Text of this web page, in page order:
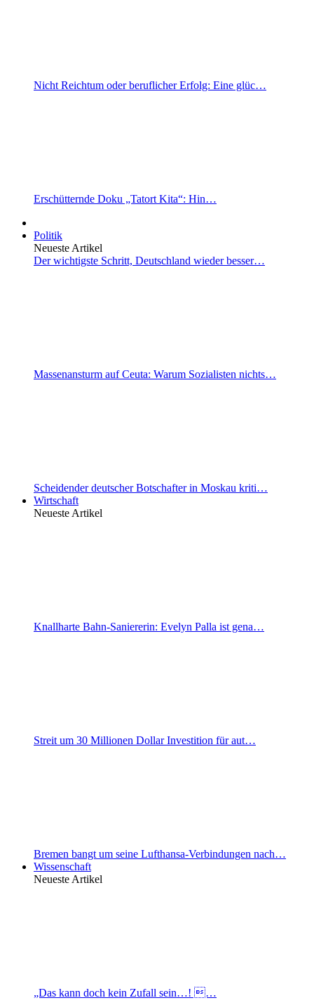
Nicht Reichtum oder beruflicher Erfolg: Eine glüc…
Erschütternde Doku „Tatort Kita“: Hin…
Politik
Neueste Artikel
Der wichtigste Schritt, Deutschland wieder besser…
Massenansturm auf Ceuta: Warum Sozialisten nichts…
Scheidender deutscher Botschafter in Moskau kriti…
Wirtschaft
Neueste Artikel
Knallharte Bahn-Saniererin: Evelyn Palla ist gena…
Streit um 30 Millionen Dollar Investition für aut…
Bremen bangt um seine Lufthansa-Verbindungen nach…
Wissenschaft
Neueste Artikel
„Das kann doch kein Zufall sein…! …